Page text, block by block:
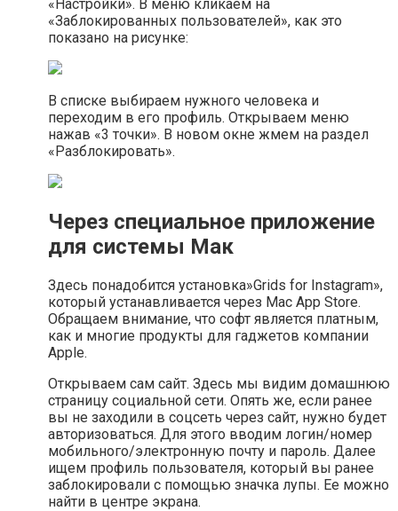
«Настройки». В меню кликаем на
«Заблокированных пользователей», как это
показано на рисунке:
В списке выбираем нужного человека и
переходим в его профиль. Открываем меню
нажав «3 точки». В новом окне жмем на раздел
«Разблокировать».
Через специальное приложение
для системы Мак
Здесь понадобится установка»Grids for Instagram»,
который устанавливается через Mac App Store.
Обращаем внимание, что софт является платным,
как и многие продукты для гаджетов компании
Apple.
Открываем сам сайт. Здесь мы видим домашнюю
страницу социальной сети. Опять же, если ранее
вы не заходили в соцсеть через сайт, нужно будет
авторизоваться. Для этого вводим логин/номер
мобильного/электронную почту и пароль. Далее
ищем профиль пользователя, который вы ранее
заблокировали с помощью значка лупы. Ее можно
найти в центре экрана.